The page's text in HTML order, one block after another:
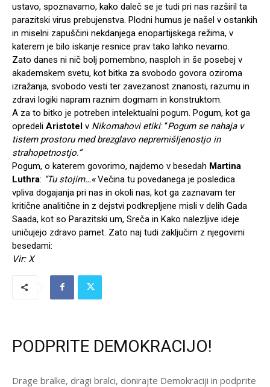
ustavo, spoznavamo, kako daleč se je tudi pri nas razširil ta
parazitski virus prebujenstva. Plodni humus je našel v ostankih
in miselni zapuščini nekdanjega enopartijskega režima, v
katerem je bilo iskanje resnice prav tako lahko nevarno.
Zato danes ni nič bolj pomembno, nasploh in še posebej v
akademskem svetu, kot bitka za svobodo govora oziroma
izražanja, svobodo vesti ter zavezanost znanosti, razumu in
zdravi logiki napram raznim dogmam in konstruktom.
A za to bitko je potreben intelektualni pogum. Pogum, kot ga
opredeli Aristotel v Nikomahovi etiki: “Pogum se nahaja v
tistem prostoru med brezglavo nepremišljenostjo in
strahopetnostjo.”
Pogum, o katerem govorimo, najdemo v besedah Martina
Luthra: “Tu stojim…«Večina tu povedanega je posledica
vpliva dogajanja pri nas in okoli nas, kot ga zaznavam ter
kritične analitične in z dejstvi podkrepljene misli v delih Gada
Saada, kot so Parazitski um, Sreča in Kako nalezljive ideje
uničujejo zdravo pamet. Zato naj tudi zaključim z njegovimi
besedami:
Vir: X
PODPRITE DEMOKRACIJO!
Drage bralke, dragi bralci, donirajte Demokraciji in podprite